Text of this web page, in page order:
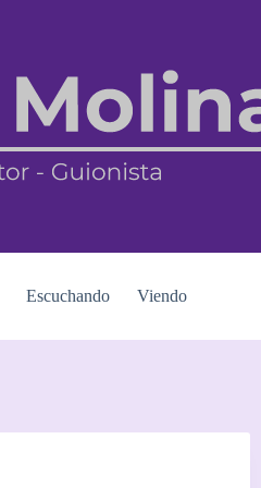
Escuchando Viendo